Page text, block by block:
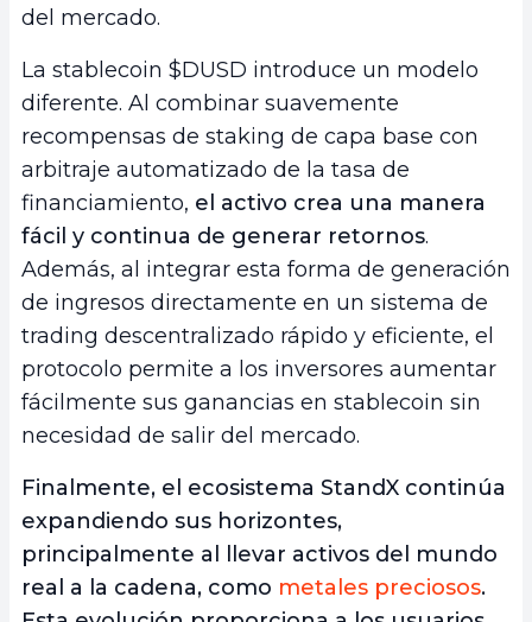
del mercado.
La stablecoin $DUSD introduce un modelo
diferente. Al combinar suavemente
recompensas de staking de capa base con
arbitraje automatizado de la tasa de
financiamiento, el activo crea una manera
fácil y continua de generar retornos.
Además, al integrar esta forma de generación
de ingresos directamente en un sistema de
trading descentralizado rápido y eficiente, el
protocolo permite a los inversores aumentar
fácilmente sus ganancias en stablecoin sin
necesidad de salir del mercado.
Finalmente, el ecosistema StandX continúa
expandiendo sus horizontes,
principalmente al llevar activos del mundo
real a la cadena, como metales preciosos.